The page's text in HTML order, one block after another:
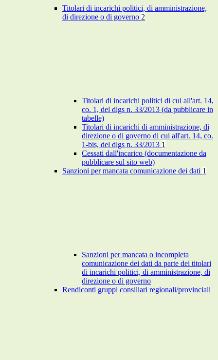
Titolari di incarichi politici, di amministrazione,
di direzione o di governo 2
Titolari di incarichi politici di cui all'art. 14,
co. 1, del dlgs n. 33/2013 (da pubblicare in
tabelle)
Titolari di incarichi di amministrazione, di
direzione o di governo di cui all'art. 14, co.
1-bis, del dlgs n. 33/2013 1
Cessati dall'incarico (documentazione da
pubblicare sul sito web)
Sanzioni per mancata comunicazione dei dati 1
Sanzioni per mancata o incompleta
comunicazione dei dati da parte dei titolari
di incarichi politici, di amministrazione, di
direzione o di governo
Rendiconti gruppi consiliari regionali/provinciali